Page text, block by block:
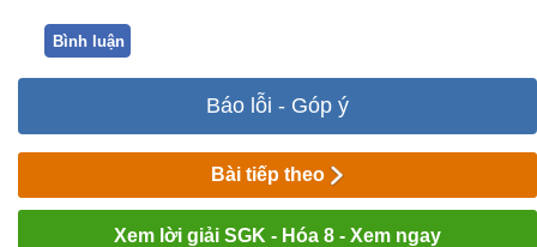
Bình luận
Báo lỗi - Góp ý
Bài tiếp theo
Xem lời giải SGK - Hóa 8 - Xem ngay